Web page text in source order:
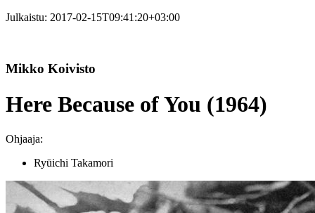
Julkaistu: 2017-02-15T09:41:20+03:00
Mikko Koivisto
Here Because of You (1964)
Ohjaaja:
Ryūichi Takamori